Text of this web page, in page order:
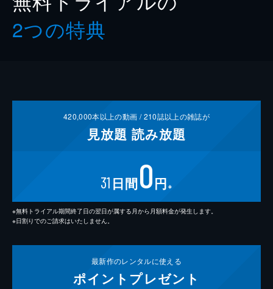
2つの特典
420,000本以上の動画 /210誌以上の雑誌が
見放題 読み放題
31 日間0円 ※
※無料トライアル期間終了日の翌日が属する月から月額料金が発生します。
※日割りでのご請求はいたしません。
最新作のレンタルに使える
ポイント プレゼント